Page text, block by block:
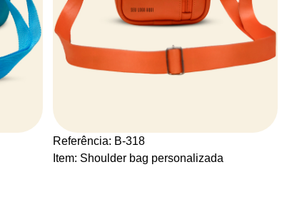
Referência: B-318
Item: Shoulder bag personalizada